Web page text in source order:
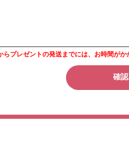
プレゼントの発送までには、お時間がか